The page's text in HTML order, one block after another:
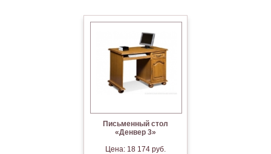
Письменный стол
«Денвер 3»
Цена: 18 174 руб.